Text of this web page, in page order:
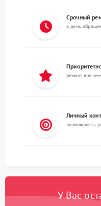
Срочный
в день
ремонт вне
Личный
возможность
У Вас